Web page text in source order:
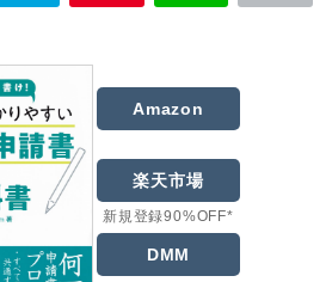
Amazon
楽天市場
新規登録90%OFF*
DMM